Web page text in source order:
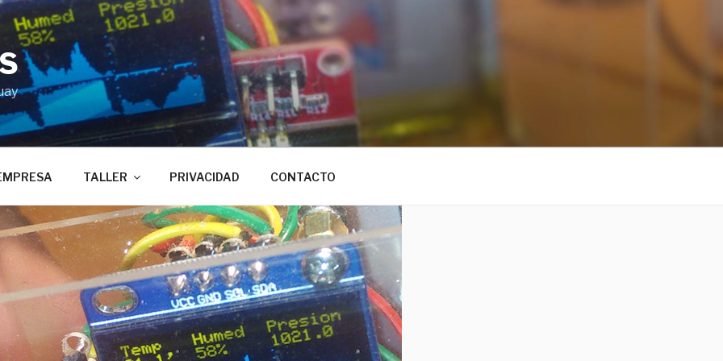
TALLER PRIVACIDAD CONTACTO